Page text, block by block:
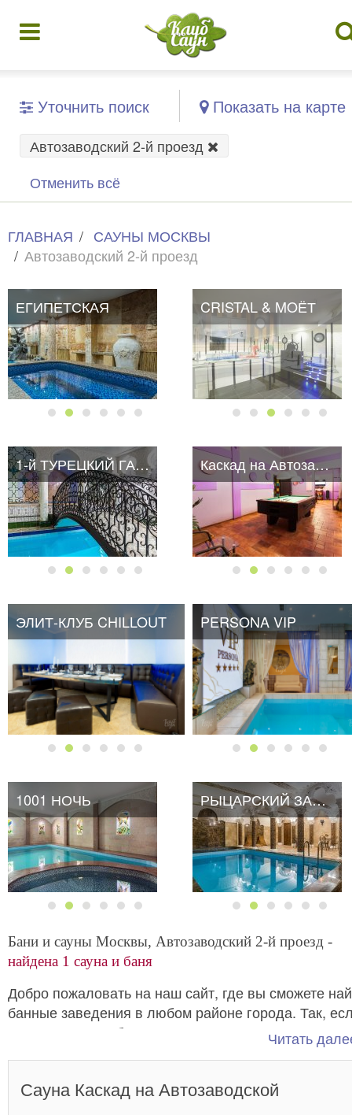
Уточнить поиск Показать на карте
Автозаводский 2-й проезд
Отменить всё
ГЛАВНАЯ
САУНЫ МОСКВЫ
Автозаводский 2-й проезд
ЕГИПЕТСКАЯ CRISTAL & MOЁТ
1-й ТУРЕЦКИЙ ГАМБИТ Каскад на Автозаводской
ЭЛИТ-КЛУБ CHILLOUT PERSONA VIP
1001 НОЧЬ
1001 НОЧЬ РЫЦАРСКИЙ ЗАМОК
РЫЦАРСКИЙ ЗАМОК
Бани и сауны Москвы, Автозаводский 2-й проезд -
найдена 1 сауна и баня
Добро пожаловать на наш сайт, где вы сможете
банные заведения в любом районе города. Так,
бани и сауны Москвы возле
, полный список
Читать
Сауна Каскад на Автозаводской